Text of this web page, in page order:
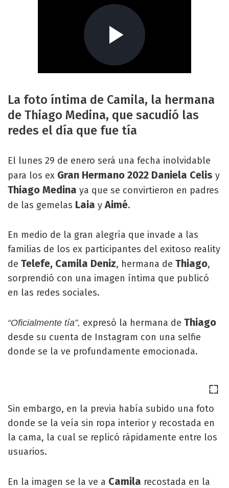
La foto íntima de Camila, la hermana
de Thiago Medina, que sacudió las
redes el día que fue tía
El lunes 29 de enero será una fecha inolvidable
para los ex Gran Hermano 2022 Daniela Celis y
Thiago Medina ya que se convirtieron en padres
de las gemelas Laia yAimé.
En medio de la gran alegría que invade a las
familias de los ex participantes del exitoso reality
de Telefe, Camila Deniz, hermana de Thiago,
sorprendió con una imagen íntima que publicó
en las redes sociales.
“Oficialmente tía”, expresó la hermana de Thiago
desde su cuenta de Instagram con una selfie
donde se la ve profundamente emocionada.
Sin embargo, en la previa había subido una foto
donde se la veía sin ropa interior y recostada en
la cama, la cual se replicó rápidamente entre los
usuarios.
En la imagen se la ve a Camila recostada en la